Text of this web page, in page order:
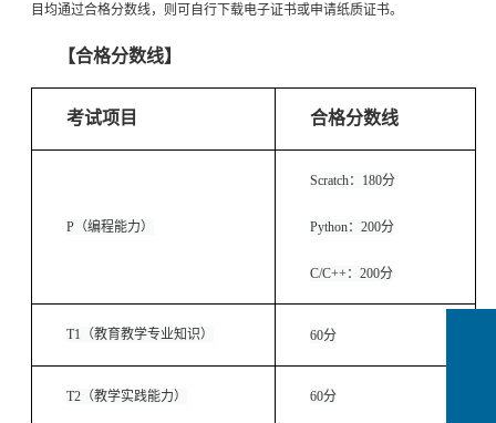
目均通过合格分数线，则可自行下载电子证书或申请纸质证书。
【合格分数线】
考试项目 合格分数线
P（编程能力）
Scratch：180分
Python：200分
C/C++ ：200分
T1 （教育教学专业知识） 60分
T2 （教学实践能力） 60分